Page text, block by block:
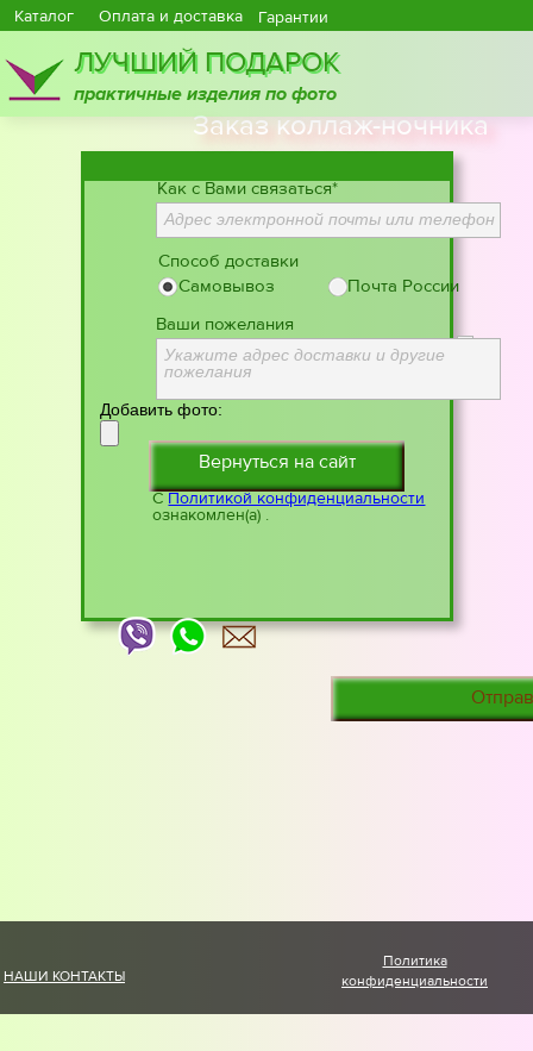
Каталог Оплата и доставка Гарантии
ЛУЧШИЙ ПОДАРОК
практичные изделия по фото
Заказ коллаж-ночника
Ваши пожелания
Укажите адрес доставки и другие
пожелания
Как с Вами связаться*
Адрес электронной почты или телефон
Способ доставки
Самовывоз
Почта России
СПолитикой конфиденциальности
ознакомлен(а) .
Добавить фото:
Вернуться на сайт
НАШИ КОНТАКТЫ
Политика
конфиденциальности